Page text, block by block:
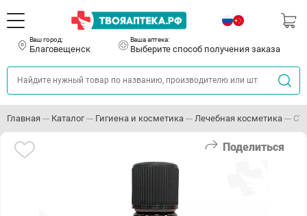
Ваш город:
Благовещенск
Ваша аптека:
Выберите способ получения заказа
Главная Каталог Гигиена и косметика Лечебная косметика
Поделиться